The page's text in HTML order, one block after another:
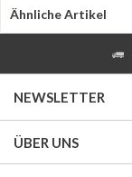
Ähnliche Artikel
NEWSLETTER
ÜBER UNS